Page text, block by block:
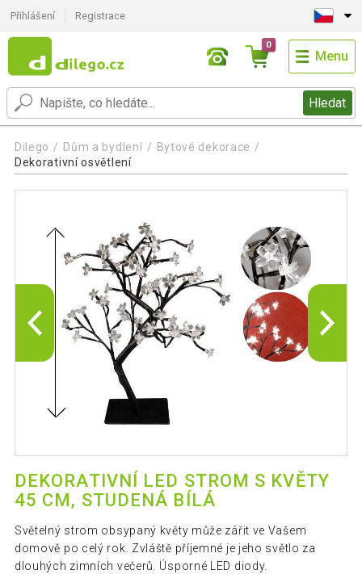
Přihlášení Registrace
Hledat
0
Menu
Dilego Dům a bydlení
Bytové dekorace
Dekorativní osvětlení
DEKORATIVNÍ LED STROM S KVĚTY
45 CM, STUDENÁ BÍLÁ
Světelný strom obsypaný květy může zářit ve Vašem
domově po celý rok. Zvláště příjemné je jeho světlo za
dlouhých zimních večerů. Úsporné LED diody.